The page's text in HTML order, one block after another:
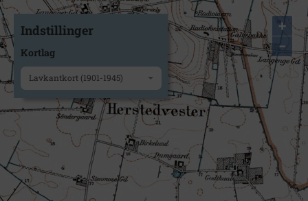
+
−
Indstillinger
Kortlag
Lavkantkort (1901-1945)